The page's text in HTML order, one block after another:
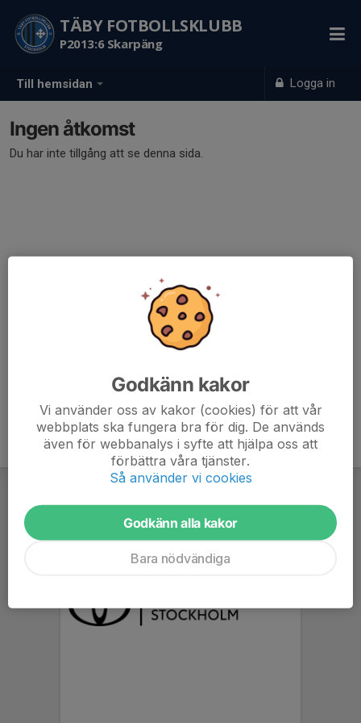
Till hemsidan Logga in
TÄBY FOTBOLLSKLUBB
P2013:6 Skarpäng
Ingen åtkomst
Du har inte tillgång att se denna sida.
Godkänn kakor
Vi använder oss av kakor (cookies) för att vår
webbplats ska fungera bra för dig. De används
även för webbanalys i syfte att hjälpa oss att
förbättra våra tjänster.
Så använder vi cookies
Godkänn alla kakor
Bara nödvändiga